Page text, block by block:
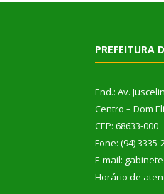
PREFEITURA
End.: Av.
Centro – Dom
CEP: 68633-000
Fone: (94) 3335-
E-mail:
Horário de